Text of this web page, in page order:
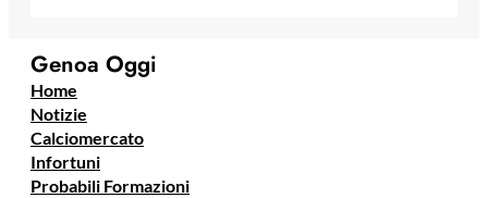
Genoa Oggi
Home
Notizie
Calciomercato
Infortuni
Probabili Formazioni